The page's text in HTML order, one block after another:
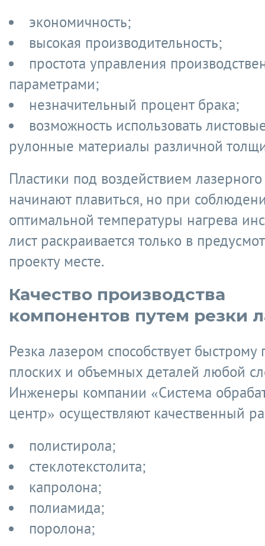
экономичность;
высокая производительность;
простота управления
параметрами;
незначительный процент брака;
возможность использовать
рулонные материалы различной
Пластики под воздействием
начинают плавиться, но при
оптимальной температуры нагрева
лист раскраивается только в
проекту месте.
Качество производства
компонентов путем резки
Резка лазером способствует
плоских и объемных деталей любой
Инженеры компании «Система
центр» осуществляют качественный
полистирола;
стеклотекстолита;
капролона;
полиамида;
поролона;